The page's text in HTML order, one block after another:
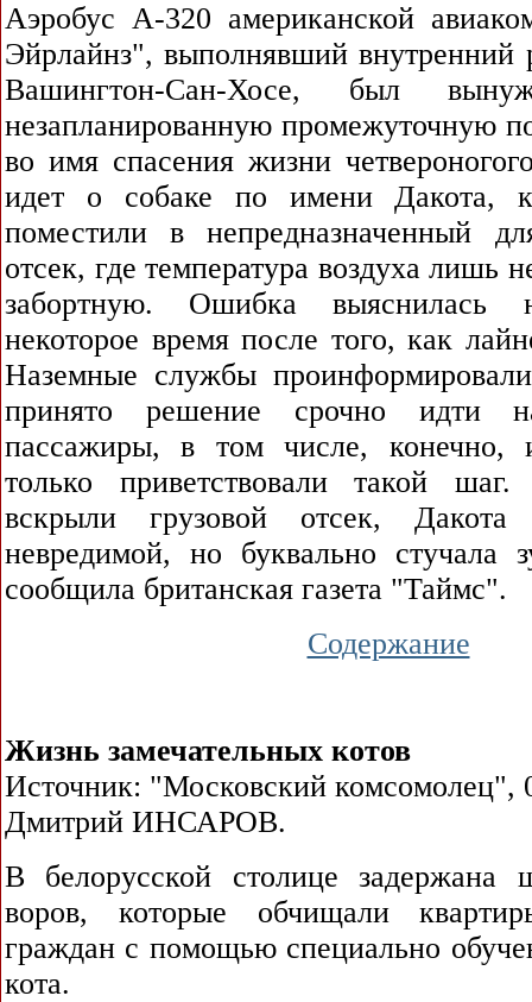
Аэробус А-320 американской
Эйрлайнз", выполнявший внутренний
Вашингтон-Сан-Хосе, был
незапланированную промежуточную
во имя спасения жизни
идет о собаке по имени Дакота,
поместили в непредназначенный
отсек, где температура воздуха лишь
забортную. Ошибка выяснилась
некоторое время после того, как
Наземные службы
принято решение срочно идти
пассажиры, в том числе, конечно,
только приветствовали такой
вскрыли грузовой отсек,
невредимой, но буквально стучала
сообщила британская газета "Таймс".
Содержание
Жизнь замечательных котов
Источник: "Московский комсомолец",
Дмитрий ИНСАРОВ.
В белорусской столице задержана
воров, которые обчищали
граждан с помощью специально
кота.